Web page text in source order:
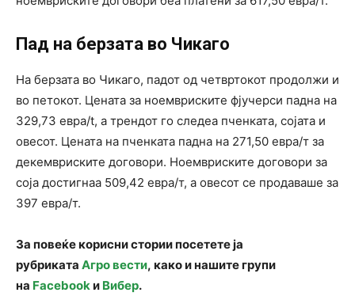
Пад на берзата во Чикаго
На берзата во Чикаго, падот од четвртокот продолжи и
во петокот. Цената за ноемвриските фјучерси падна на
329,73 евра/t, а трендот го следеа пченката, сојата и
овесот. Цената на пченката падна на 271,50 евра/т за
декемвриските договори. Ноемвриските договори за
соја достигнаа 509,42 евра/т, а овесот се продаваше за
397 евра/т.
За повеќе корисни стории посетете ја
рубриката Агро вести, како и нашите групи
на Facebookи Вибер.